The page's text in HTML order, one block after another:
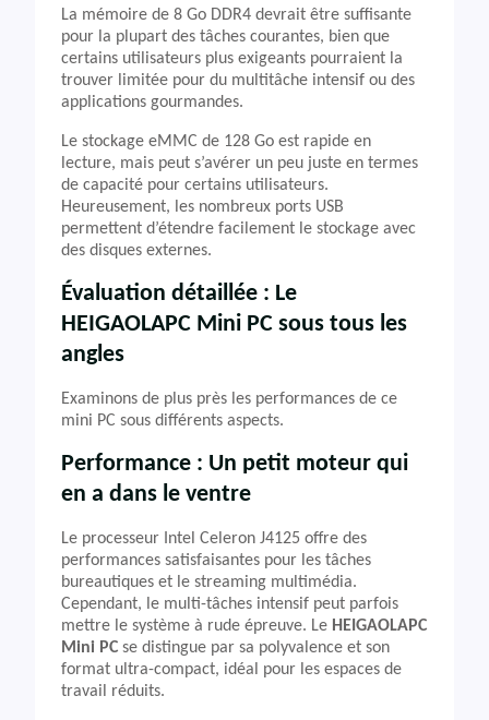
La mémoire de 8 Go DDR4 devrait être suffisante
pour la plupart des tâches courantes, bien que
certains utilisateurs plus exigeants pourraient la
trouver limitée pour du multitâche intensif ou des
applications gourmandes.
Le stockage eMMC de 128 Go est rapide en
lecture, mais peut s’avérer un peu juste en termes
de capacité pour certains utilisateurs.
Heureusement, les nombreux ports USB
permettent d’étendre facilement le stockage avec
des disques externes.
Évaluation détaillée : Le
HEIGAOLAPC Mini PC sous tous les
angles
Examinons de plus près les performances de ce
mini PC sous différents aspects.
Performance : Un petit moteur qui
en a dans le ventre
Le processeur Intel Celeron J4125 offre des
performances satisfaisantes pour les tâches
bureautiques et le streaming multimédia.
Cependant, le multi-tâches intensif peut parfois
mettre le système à rude épreuve. Le HEIGAOLAPC
Mini PC se distingue par sa polyvalence et son
format ultra-compact, idéal pour les espaces de
travail réduits.